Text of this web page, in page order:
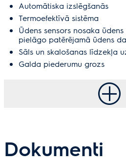
Automātiska izslēgšanās
Termoefektīvā sistēma
Ūdens sensors nosaka
pielāgo patērējamā ūdens
Sāls un skalošanas līdzekļa
Galda piederumu grozs
Dokumenti